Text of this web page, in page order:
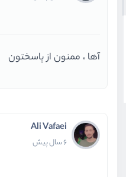
آها ،‌ ممنون از پاسختون
Ali Vafaei
6 سال پیش